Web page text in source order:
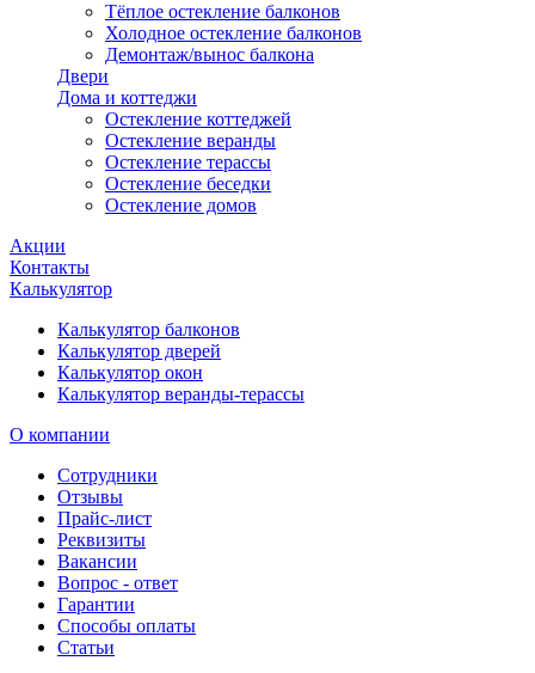
Тёплое остекление балконов
Холодное остекление балконов
Демонтаж/вынос балкона
Двери
Дома и коттеджи
Остекление коттеджей
Остекление веранды
Остекление терассы
Остекление беседки
Остекление домов
Акции
Контакты
Калькулятор
Калькулятор балконов
Калькулятор дверей
Калькулятор окон
Калькулятор веранды-терассы
О компании
Сотрудники
Отзывы
Прайс-лист
Реквизиты
Вакансии
Вопрос - ответ
Гарантии
Способы оплаты
Статьи